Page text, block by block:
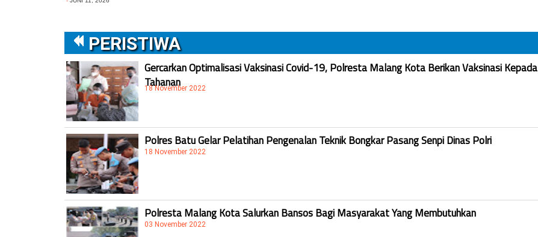
PERISTIWA
Gercarkan Optimalisasi Vaksinasi Covid-19, Polresta Malang Kota Berikan Vaksinasi Kepada
Tahanan
18 November 2022
Polres Batu Gelar Pelatihan Pengenalan Teknik Bongkar Pasang Senpi Dinas Polri
18 November 2022
Polresta Malang Kota Salurkan Bansos Bagi Masyarakat Yang Membutuhkan
03 November 2022